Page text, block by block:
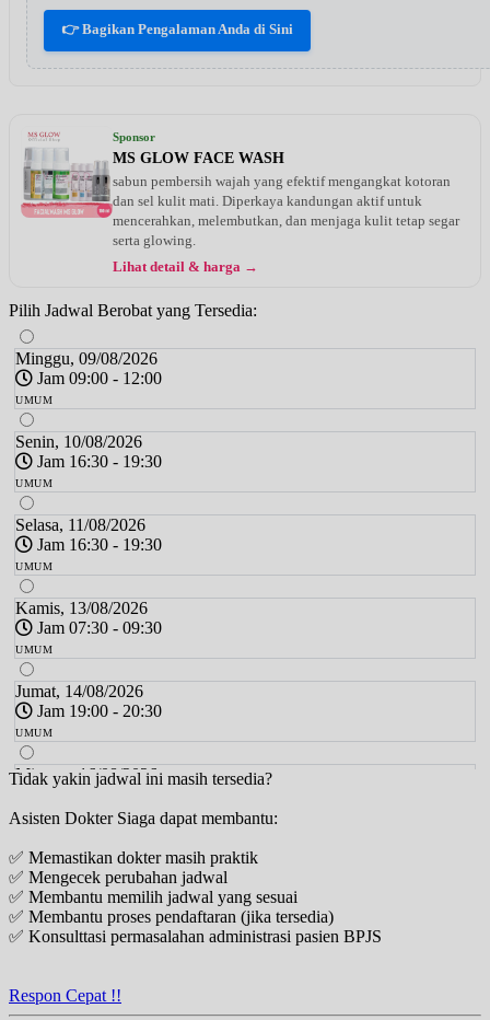
👉 Bagikan Pengalaman Anda di Sini
Sponsor
MS GLOW FACE WASH
sabun pembersih wajah yang efektif mengangkat kotoran
dan sel kulit mati. Diperkaya kandungan aktif untuk
mencerahkan, melembutkan, dan menjaga kulit tetap segar
serta glowing.
Lihat detail & harga →
Pilih Jadwal Berobat yang Tersedia:
Minggu, 09/08/2026
Jam 09:00 - 12:00
UMUM
Senin, 10/08/2026
Jam 16:30 - 19:30
UMUM
Selasa, 11/08/2026
Jam 16:30 - 19:30
UMUM
Kamis, 13/08/2026
Jam 07:30 - 09:30
UMUM
Jumat, 14/08/2026
Jam 19:00 - 20:30
UMUM
Minggu, 16/08/2026
Jam 09:00 - 12:00
UMUM
Senin, 17/08/2026
Jam 16:30 - 19:30
UMUM
Selasa, 18/08/2026
Tidak yakin jadwal ini masih tersedia?
Asisten Dokter Siaga dapat membantu:
✅ Memastikan dokter masih praktik
✅ Mengecek perubahan jadwal
✅ Membantu memilih jadwal yang sesuai
✅ Membantu proses pendaftaran (jika tersedia)
✅ Konsulttasi permasalahan administrasi pasien BPJS
Respon Cepat !!